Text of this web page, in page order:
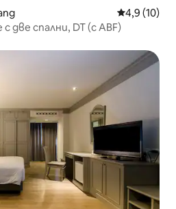
Средна
4,9 (10)
две спални, DT (с ABF)